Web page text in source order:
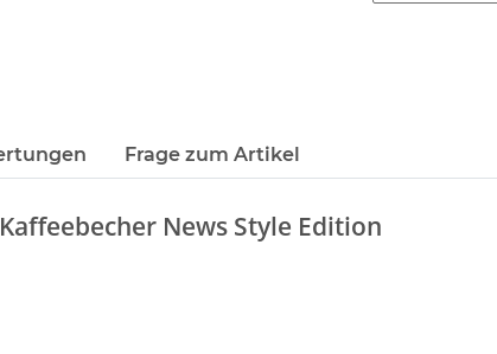
Frage zum Artikel
News Style Edition